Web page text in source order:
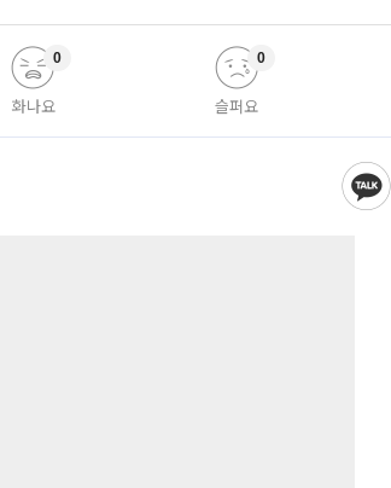
화나요
0
슬퍼요
0